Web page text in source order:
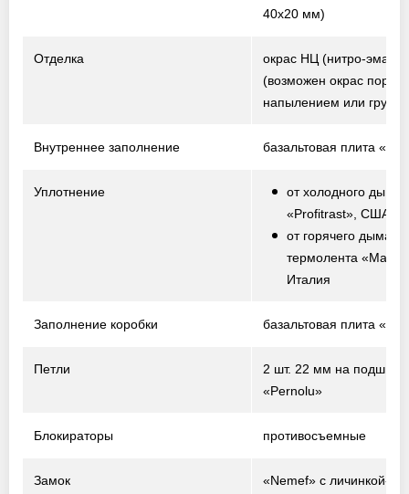
40х20 мм)
Отделка
окрас НЦ (нитро-эмаль)
(возможен окрас
напылением или
Внутреннее заполнение базальтовая плита
Уплотнение
от холодного дыма
«Profitrast», США
от горячего дыма –
термолента
Италия
Заполнение коробки базальтовая плита
Петли
2 шт. 22 мм на
«Pernolu»
Блокираторы противосъемные
Замок
«Nemef» с личинкой-